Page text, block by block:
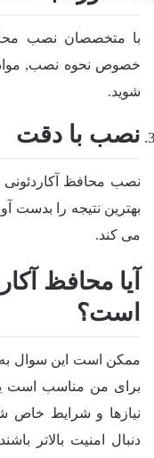
با متخصصان نصب
خصوص نحوه نصب, مواد
شوید.
نصب با دقت
نصب محافظ آکاردئونی
بهترین نتیجه را بدست
می کند.
آیا محافظ
است؟
ممکن است این سوال به
برای من مناسب است
نیازها و شرایط خاص
دنبال امنیت بالاتر